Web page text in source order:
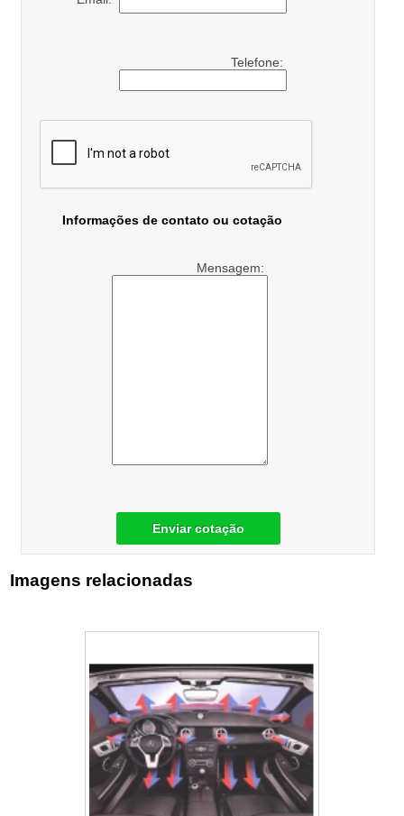
Telefone:
Informações de contato ou cotação
Mensagem:
Enviar cotação
Imagens relacionadas